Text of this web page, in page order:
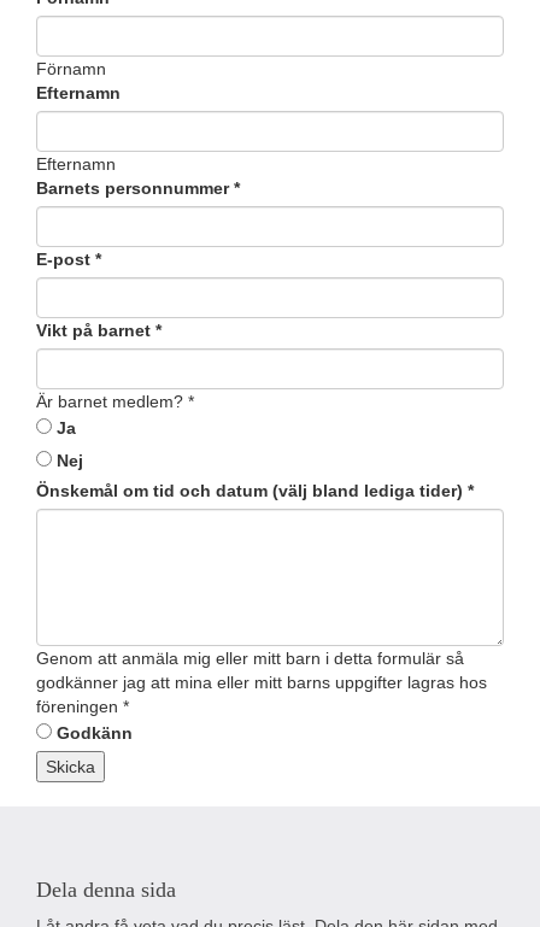
Förnamn
Efternamn
Efternamn
Barnets personnummer*
E-post *
Vikt på barnet *
Är barnet medlem? *
Ja
Nej
Önskemål om tid och datum (välj bland lediga tider) *
Genom att anmäla mig eller mitt barn i detta formulär så
godkänner jag att mina eller mitt barns uppgifter lagras hos
föreningen *
Godkänn
Skicka
Dela denna sida